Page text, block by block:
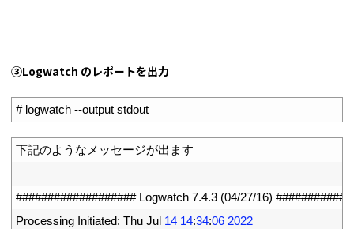
③Logwatch のレポートを出力
# logwatch --output stdout
下記のようなメッセージが出ます
################### Logwatch 7.4.3 (04/27/16)
Processing Initiated: Thu Jul 14 14:34:06 2022